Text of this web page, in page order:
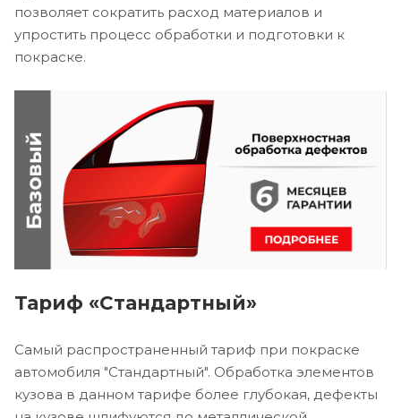
позволяет сократить расход материалов и
упростить процесс обработки и подготовки к
покраске.
Тариф «Стандартный»
Самый распространенный тариф при покраске
автомобиля "Стандартный". Обработка элементов
кузова в данном тарифе более глубокая, дефекты